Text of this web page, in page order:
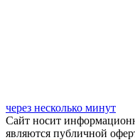
через несколько минут
Сайт носит
являются публичной